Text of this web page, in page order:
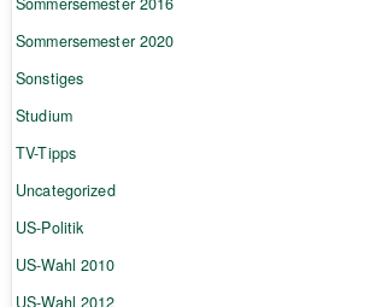
Sommersemester 2020
Sonstiges
Studium
TV-Tipps
Uncategorized
US-Politik
US-Wahl 2010
US-Wahl 2012